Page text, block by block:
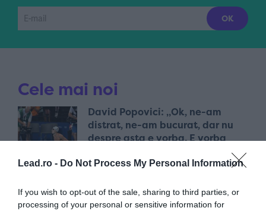
Lead.ro - Do Not Process My Personal Information
If you wish to opt-out of the sale, sharing to third parties, or
processing of your personal or sensitive information for
Cele mai noi
David Popovici: „Ok, ne-am
distrat, ne-am bucurat, dar nu
despre asta e vorba. E vorba
despre a face o diferență. Și eu
voi face tot posibilul să o fac”